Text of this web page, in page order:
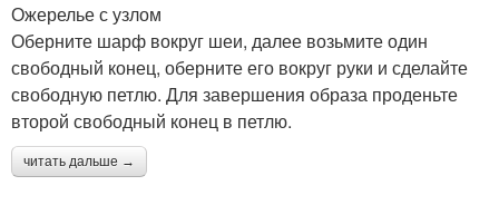
Ожерелье с узлом
Оберните шарф вокруг шеи, далее возьмите один
свободный конец, оберните его вокруг руки и сделайте
свободную петлю. Для завершения образа проденьте
второй свободный конец в петлю.
читать дальше →